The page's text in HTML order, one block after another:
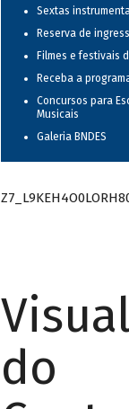
Sextas
Reserva de
Filmes e festivais
Receba a
Concursos para
Musicais
Galeria BNDES
do